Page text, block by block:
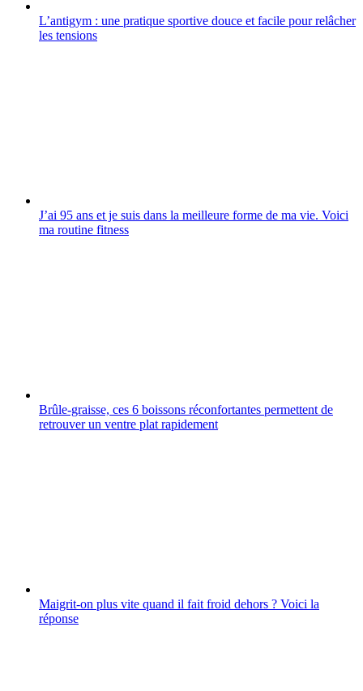
L’antigym : une pratique sportive douce et facile pour relâcher
les tensions
J’ai 95 ans et je suis dans la meilleure forme de ma vie. Voici
ma routine fitness
Brûle-graisse, ces 6 boissons réconfortantes permettent de
retrouver un ventre plat rapidement
Maigrit-on plus vite quand il fait froid dehors ? Voici la
réponse